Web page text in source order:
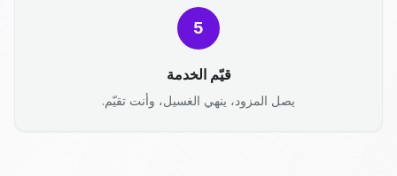
5
قيّم الخدمة
يصل المزود، ينهي الغسيل، وأنت تقيّم.